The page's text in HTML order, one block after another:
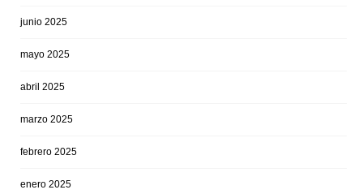
junio 2025
mayo 2025
abril 2025
marzo 2025
febrero 2025
enero 2025